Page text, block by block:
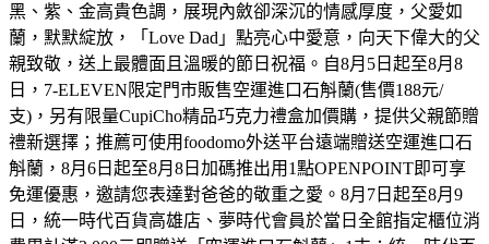
黑、紫、金高貴色調，展現內斂卻深沉的情感厚度，父愛如
蘭，默默綻放，「Love Dad」點亮心中愛意，向天下偉大的父
親致敬，送上最體面且溫暖的節日祝福。自8月5日起至8月8
日，7-ELEVEN限定門市販售空運進口石斛蘭(售價188元/
支)，另有限量CupiCho精品巧克力禮盒加價購，提供父親節贈
禮新選擇；推薦可使用foodomo外送平台遠端贈送空運進口石
斛蘭，8月6日起至8月8日加碼推出用1點OPENPOINT即可享
免運優惠，邀請您表達對爸爸的敬重之愛。8月7日起至8月9
日，統一時代百貨高雄店、夢時代會員於當日全館指定櫃位消